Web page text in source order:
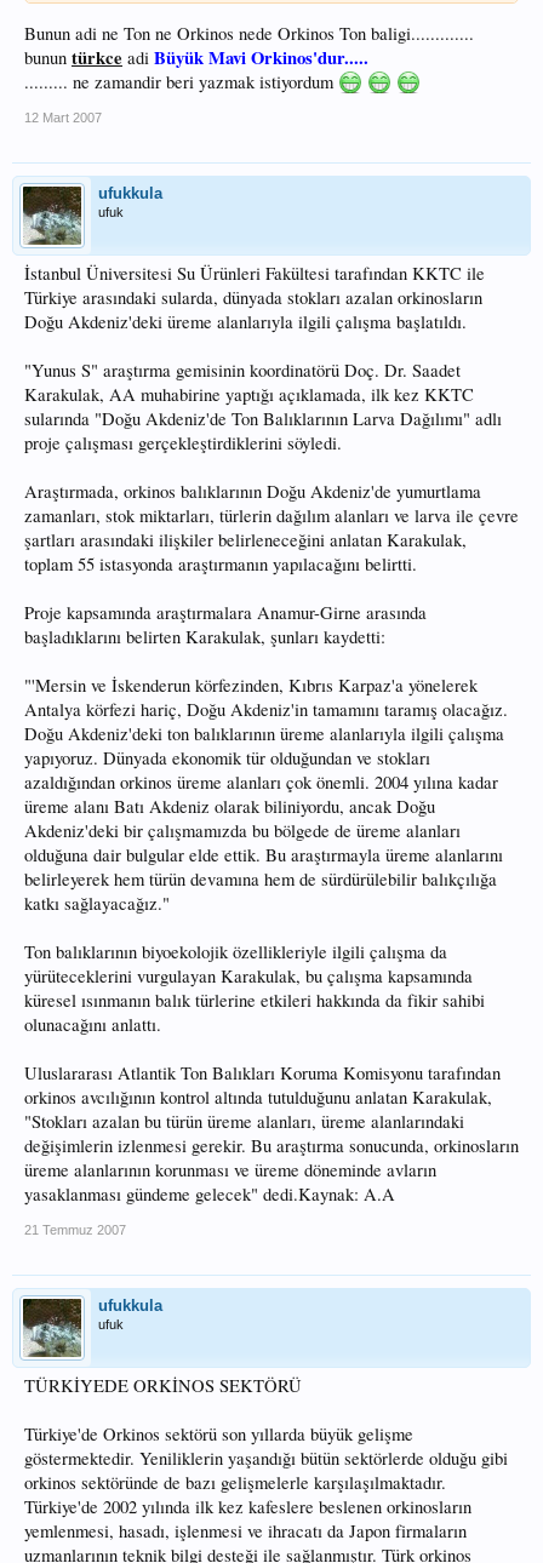
Vücut yuvarlak olup, ön kısmı büyük, arkaya doğru incelen bir yapıya sahiptir.
İki dorsal yüzgeç arasında az bir mesafe vardır. 8 veya 9 adet pinnul denen
yalancı yüzgeç bulunur. Bu yüzgeçler hem sırtta, hem anal yüzgecin arkasında
bulunur. Vücudun üst tarafı koyu mavi veya siyah, yanlar gümüşi beyaz, karın
yüzgeci arasında sarkık iki et parçası bulunur. Kuyruk yüzgecinin kenarı beyaz
Bunun adi ne Ton ne Orkinos nede Orkinos Ton baligi.............
bunun türkce adi Büyük Mavi Orkinos'dur.....
......... ne zamandir beri yazmak istiyordum
12 Mart 2007
ufukkula
ufuk
İstanbul Üniversitesi Su Ürünleri Fakültesi tarafından KKTC ile
Türkiye arasındaki sularda, dünyada stokları azalan orkinosların
Doğu Akdeniz'deki üreme alanlarıyla ilgili çalışma başlatıldı.
"Yunus S" araştırma gemisinin koordinatörü Doç. Dr. Saadet
Karakulak, AA muhabirine yaptığı açıklamada, ilk kez KKTC
sularında "Doğu Akdeniz'de Ton Balıklarının Larva Dağılımı" adlı
proje çalışması gerçekleştirdiklerini söyledi.
Araştırmada, orkinos balıklarının Doğu Akdeniz'de yumurtlama
zamanları, stok miktarları, türlerin dağılım alanları ve larva ile çevre
şartları arasındaki ilişkiler belirleneceğini anlatan Karakulak,
toplam 55 istasyonda araştırmanın yapılacağını belirtti.
Proje kapsamında araştırmalara Anamur-Girne arasında
başladıklarını belirten Karakulak, şunları kaydetti:
"'Mersin ve İskenderun körfezinden, Kıbrıs Karpaz'a yönelerek
Antalya körfezi hariç, Doğu Akdeniz'in tamamını taramış olacağız.
Doğu Akdeniz'deki ton balıklarının üreme alanlarıyla ilgili çalışma
yapıyoruz. Dünyada ekonomik tür olduğundan ve stokları
azaldığından orkinos üreme alanları çok önemli. 2004 yılına kadar
üreme alanı Batı Akdeniz olarak biliniyordu, ancak Doğu
Akdeniz'deki bir çalışmamızda bu bölgede de üreme alanları
olduğuna dair bulgular elde ettik. Bu araştırmayla üreme alanlarını
belirleyerek hem türün devamına hem de sürdürülebilir balıkçılığa
katkı sağlayacağız."
Ton balıklarının biyoekolojik özellikleriyle ilgili çalışma da
yürüteceklerini vurgulayan Karakulak, bu çalışma kapsamında
küresel ısınmanın balık türlerine etkileri hakkında da fikir sahibi
olunacağını anlattı.
Uluslararası Atlantik Ton Balıkları Koruma Komisyonu tarafından
orkinos avcılığının kontrol altında tutulduğunu anlatan Karakulak,
"Stokları azalan bu türün üreme alanları, üreme alanlarındaki
değişimlerin izlenmesi gerekir. Bu araştırma sonucunda, orkinosların
üreme alanlarının korunması ve üreme döneminde avların
yasaklanması gündeme gelecek" dedi.Kaynak: A.A
21 Temmuz 2007
ufukkula
ufuk
TÜRKİYEDE ORKİNOS SEKTÖRÜ
Türkiye'de Orkinos sektörü son yıllarda büyük gelişme
göstermektedir. Yeniliklerin yaşandığı bütün sektörlerde olduğu gibi
orkinos sektöründe de bazı gelişmelerle karşılaşılmaktadır.
Türkiye'de 2002 yılında ilk kez kafeslere beslenen orkinosların
yemlenmesi, hasadı, işlenmesi ve ihracatı da Japon firmaların
uzmanlarının teknik bilgi desteği ile sağlanmıştır. Türk orkinos